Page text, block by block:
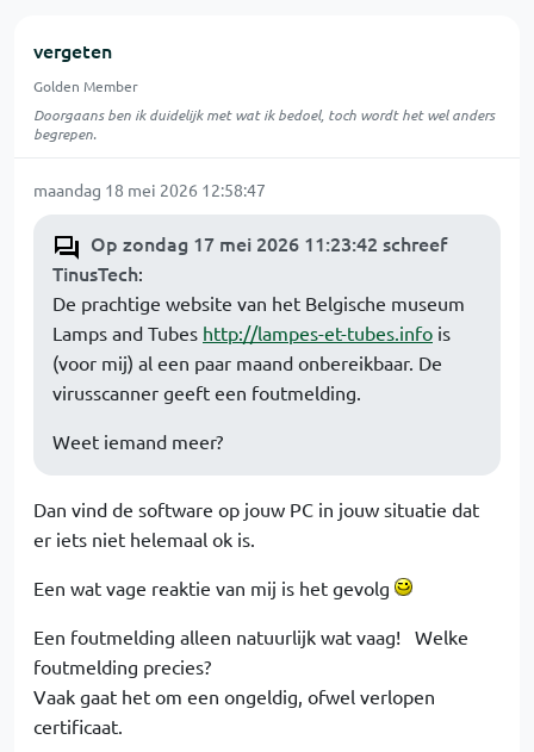
vergeten
Golden Member
Doorgaans ben ik duidelijk met wat ik bedoel, toch wordt het wel anders
begrepen.
maandag 18 mei 2026 12:58:47
Op zondag 17 mei 2026 11:23:42 schreef
TinusTech:
De prachtige website van het Belgische museum
Lamps and Tubes http://lampes-et-tubes.info is
(voor mij) al een paar maand onbereikbaar. De
virusscanner geeft een foutmelding.
Weet iemand meer?
Dan vind de software op jouw PC in jouw situatie dat
er iets niet helemaal ok is.
Een wat vage reaktie van mij is het gevolg
Een foutmelding alleen natuurlijk wat vaag! Welke
foutmelding precies?
Vaak gaat het om een ongeldig, ofwel verlopen
certificaat.